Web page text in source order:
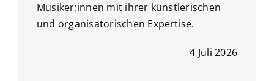
Musiker:innen mit ihrer künstlerischen
und organisatorischen Expertise.
4 Juli 2026